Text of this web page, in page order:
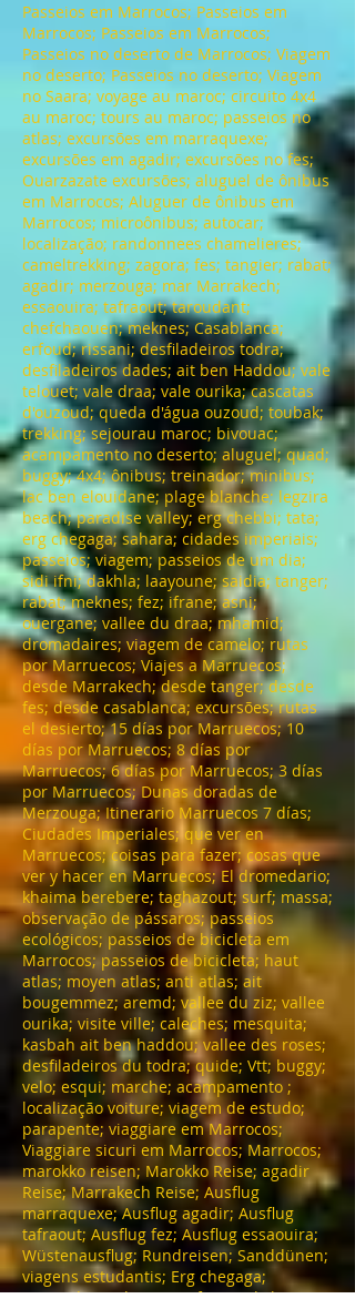
Passeios em Marrocos; Passeios em
Marrocos; Passeios em Marrocos;
Passeios no deserto de Marrocos; Viagem
no deserto; Passeios no deserto; Viagem
no Saara; voyage au maroc; circuito 4x4
au maroc; tours au maroc; passeios no
atlas; excursões em marraquexe;
excursões em agadir; excursões no fes;
Ouarzazate excursões; aluguel de ônibus
em Marrocos; Aluguer de ônibus em
Marrocos; microônibus; autocar;
localização; randonnees chamelieres;
cameltrekking; zagora; fes; tangier; rabat;
agadir; merzouga; mar Marrakech;
essaouira; tafraout; taroudant;
chefchaouen; meknes; Casablanca;
erfoud; rissani; desfiladeiros todra;
desfiladeiros dades; ait ben Haddou; vale
telouet; vale draa; vale ourika; cascatas
d'ouzoud; queda d'água ouzoud; toubak;
trekking; sejourau maroc; bivouac;
acampamento no deserto; aluguel; quad;
buggy; 4x4; ônibus; treinador; minibus;
lac ben elouidane; plage blanche; legzira
beach; paradise valley; erg chebbi; tata;
erg chegaga; sahara; cidades imperiais;
passeios; viagem; passeios de um dia;
sidi ifni; dakhla; laayoune; saidia; tanger;
rabat; meknes; fez; ifrane; asni;
ouergane; vallee du draa; mhamid;
dromadaires; viagem de camelo; rutas
por Marruecos; Viajes a Marruecos;
desde Marrakech; desde tanger; desde
fes; desde casablanca; excursões; rutas
el desierto; 15 días por Marruecos; 10
días por Marruecos; 8 días por
Marruecos; 6 días por Marruecos; 3 días
por Marruecos; Dunas doradas de
Merzouga; Itinerario Marruecos 7 días;
Ciudades Imperiales; que ver en
Marruecos; coisas para fazer; cosas que
ver y hacer en Marruecos; El dromedario;
khaima berebere; taghazout; surf; massa;
observação de pássaros; passeios
ecológicos; passeios de bicicleta em
Marrocos; passeios de bicicleta; haut
atlas; moyen atlas; anti atlas; ait
bougemmez; aremd; vallee du ziz; vallee
ourika; visite ville; caleches; mesquita;
kasbah ait ben haddou; vallee des roses;
desfiladeiros du todra; quide; Vtt; buggy;
velo; esqui; marche; acampamento ;
localização voiture; viagem de estudo;
parapente; viaggiare em Marrocos;
Viaggiare sicuri em Marrocos; Marrocos;
marokko reisen; Marokko Reise; agadir
Reise; Marrakech Reise; Ausflug
marraquexe; Ausflug agadir; Ausflug
tafraout; Ausflug fez; Ausflug essaouira;
Wüstenausflug; Rundreisen; Sanddünen;
viagens estudantis; Erg chegaga;
Amtoudi; Goulmine; tarfaya; ijokak;